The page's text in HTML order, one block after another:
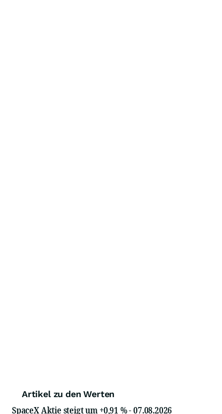
Artikel zu den Werten
SpaceX Aktie steigt um +0,91 % - 07.08.2026